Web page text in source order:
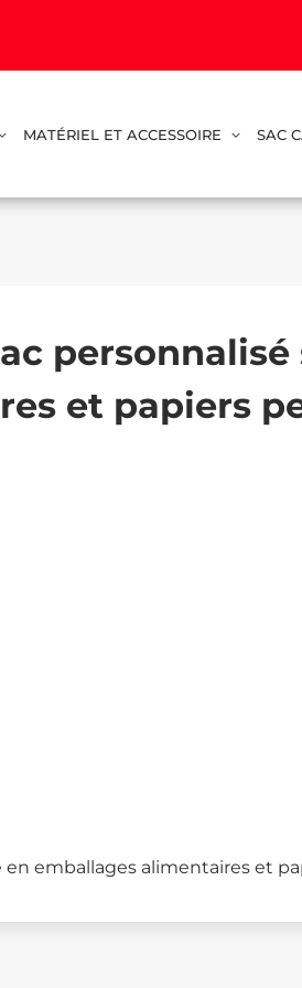
MATÉRIEL ET ACCESSOIRE SAC
et papiers
emballages alimentaires et